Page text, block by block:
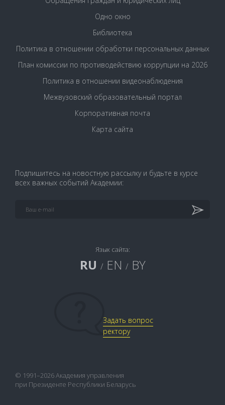
Одно окно
Библиотека
Политика в отношении обработки персональных данных
План комиссии по противодействию коррупции на 2026
Политика в отношении видеонаблюдения
Межвузовский образовательный портал
Корпоративная почта
Карта сайта
Подпишитесь на новостную рассылку и будьте в курсе
всех важных событий Академии:
Язык сайта:
RU / EN / BY
Задать вопрос
ректору
© 1991–2026 Академия управления
при Президенте Республики Беларусь